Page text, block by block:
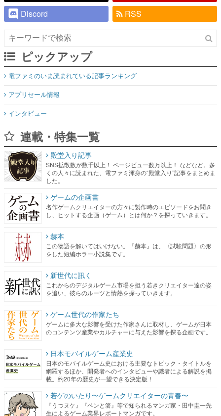
Discord
RSS
ピックアップ
電ファミのいま読まれている記事ランキング
アプリセール情報
インタビュー
連載・特集一覧
殿堂入り記事
SNS拡散数が数千以上！ ページビュー数万以上！ などなど。多
くの人々に読まれた、電ファミ渾身の“殿堂入り”記事をまとめま
した。
ゲームの企画書
名作ゲームクリエイターの方々に製作時のエピソードをお聞き
し、ヒットする企画（ゲーム）とは何か？を探っていきます。
赫本
この物語を解いてはいけない。『赫本』は、〈試験問題〉の形
をした短編ホラー小説集です。
新世代に訊く
これからのデジタルゲーム市場を担う若きクリエイター達の姿
を追い、彼らのルーツと情熱を探っていきます。
ゲーム世代の作家たち
ゲームに多大な影響を受けた作家さんに取材し、ゲームが日本
のコンテンツ産業やカルチャーに与えた影響を探る企画です。
日本モバイルゲーム産業史
日本のモバイルゲーム史における主要なトピック・タイトルを
網羅するほか、開発者へのインタビューや識者による解説を掲
載。約20年の歴史が一望できる決定版！
若ゲのいたり〜ゲームクリエイターの青春〜
『うつヌケ』『ペンと箸』等で知られるマンガ家・田中圭一先
生によるゲーム業界レポートマンガです。